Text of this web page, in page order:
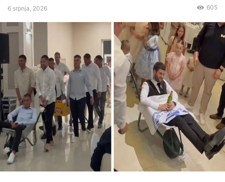
6 srpnja, 2026 605